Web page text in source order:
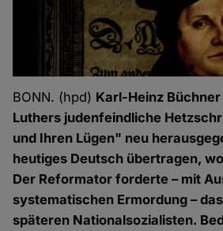
BONN. (hpd) Karl-Heinz
Luthers judenfeindliche
und Ihren Lügen" neu
heutiges Deutsch übertragen,
Der Reformator forderte – mit
systematischen Ermordung –
späteren Nationalsozialisten.